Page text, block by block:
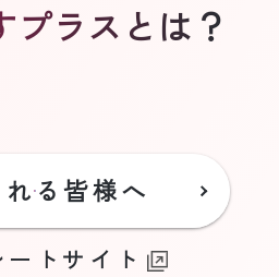
プラスとは？
る皆様へ
ートサイト